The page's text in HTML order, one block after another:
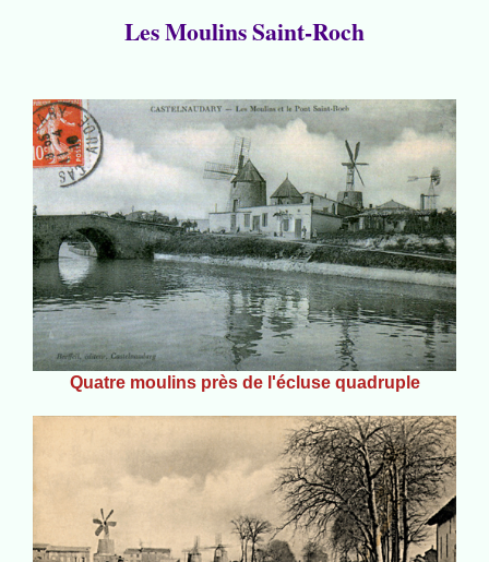
Les Moulins Saint-Roch
Quatre moulins près de l'écluse quadruple